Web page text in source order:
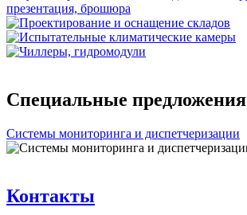
Специальные предложения
Системы мониторинга и диспетчеризации
Контакты